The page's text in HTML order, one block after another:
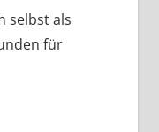
selbst als
für